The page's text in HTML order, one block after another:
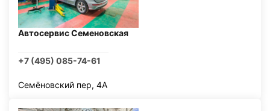
Автосервис Семеновская
+7 (495) 085-74-61
Семёновский пер, 4А